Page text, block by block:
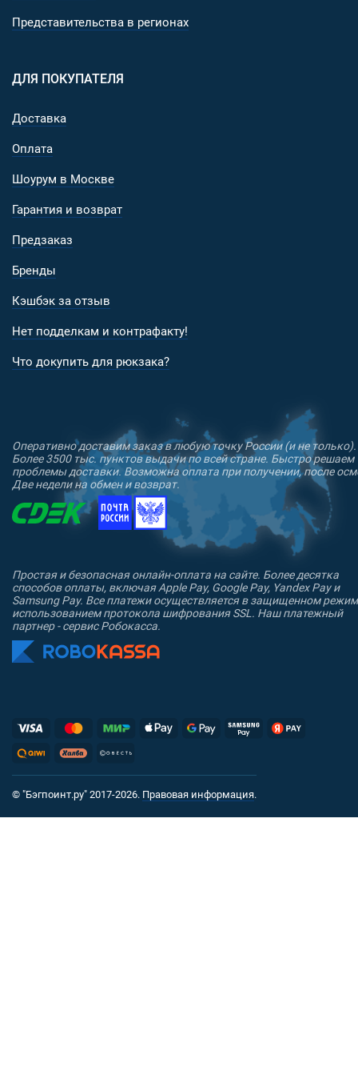
Представительства в регионах
ДЛЯ ПОКУПАТЕЛЯ
Доставка
Оплата
Шоурум в Москве
Гарантия и возврат
Предзаказ
Бренды
Кэшбэк за отзыв
Нет подделкам и контрафакту!
Что докупить для рюкзака?
Оперативно доставим заказ в любую точку России (и не только).
Более 3500 тыс. пунктов выдачи по всей стране. Быстро решаем
проблемы доставки. Возможна оплата при получении, после
Две недели на обмен и возврат.
Простая и безопасная онлайн-оплата на сайте. Более десятка
способов оплаты, включая Apple Pay, Google Pay, Yandex Pay и
Samsung Pay. Все платежи осуществляется в защищенном
использованием протокола шифрования SSL. Наш платежный
партнер - сервис Робокасса.
© "Бэгпоинт.ру" 2017-2026. Правовая информация.